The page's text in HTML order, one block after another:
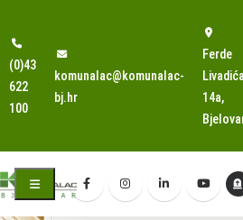
(0)43
622
100
komunalac@komunalac-
bj.hr
Ferde
Livadića
14a,